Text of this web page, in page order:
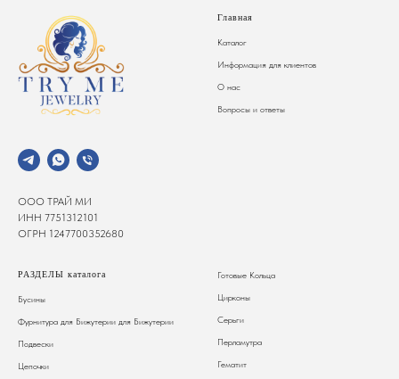
ООО ТРАЙ МИ
ИНН 7751312101
ОГРН 1247700352680
Главная
Каталог
Информация для клиентов
О нас
Вопросы и ответы
РАЗДЕЛЫ каталога
Бусины
Фурнитура для Бижутерии для Бижутерии
Подвески
Цепочки
Готовые Кольца
Цирконы
Серьги
Перламутра
Гематит